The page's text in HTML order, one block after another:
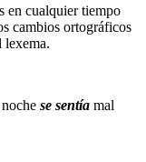
en cualquier tiempo
cambios ortográficos
lexema.
se sentía mal